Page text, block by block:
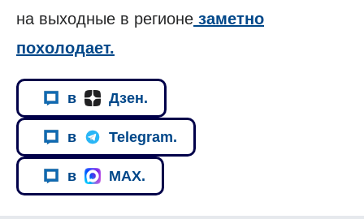
на выходные в регионе заметно
похолодает.
в Дзен.
в Telegram.
в MAX.